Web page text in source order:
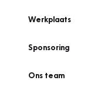
Werkplaats
Sponsoring
Ons team